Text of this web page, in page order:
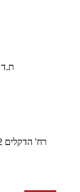
ת.ד 3901 ,פתח תקווה 4952706
רח' הדקלים 12 א.ת. לב הארץ, ראש העין